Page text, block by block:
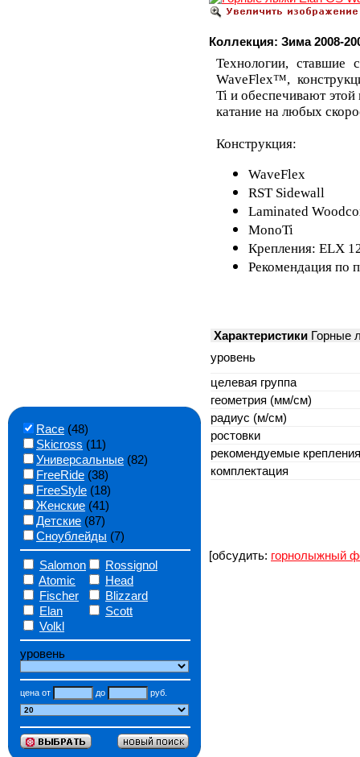
Race (48)
Skicross (11)
Универсальные (82)
FreeRide (38)
FreeStyle (18)
Женские (41)
Детские (87)
Сноублейды (7)
Salomon
Atomic
Fischer
Elan
Volkl
Rossignol
Head
Blizzard
Scott
уровень
цена от до руб.
Коллекция: Зима 2008-
Технологии, ставшие
WaveFlex™,
Ti и обеспечивают
катание на любых
Конструкция:
WaveFlex
RST Sidewall
Laminated
MonoTi
Крепления: ELX 1
Рекомендация по
Характеристики Горные
уровень
целевая группа
геометрия (мм/см)
радиус (м/см)
ростовки
рекомендуемые крепления
комплектация
[обсудить: горнолыжный